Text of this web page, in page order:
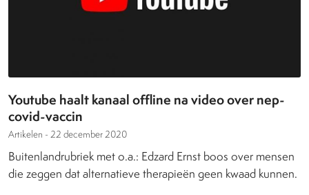
Youtube haalt kanaal offline na video over nep-
covid-vaccin
Artikelen - 22 december 2020
Buitenlandrubriek met o.a.: Edzard Ernst boos over mensen
die zeggen dat alternatieve therapieën geen kwaad kunnen.